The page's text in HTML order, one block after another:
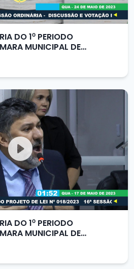
DO 1⁰ PERIODO
MUNICIPAL DE
DO 1⁰ PERIODO
MUNICIPAL DE